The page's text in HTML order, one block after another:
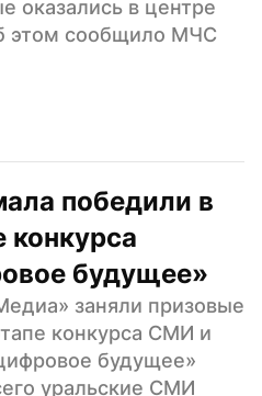
оказались в центре
этом сообщило МЧС
победили в
конкурса
будущее»
заняли призовые
конкурса СМИ и
будущее»
уральские СМИ